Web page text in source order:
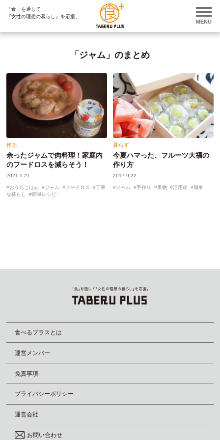
「食」を通して
『女性の理想の暮らし』を応援。
MENU
「ジャム」のまとめ
作る
余ったジャムで肉料理！家庭内
のフードロスを減らそう！
2021.5.21
おうちごはん ジャム フードロス
丁寧
な暮らし
簡単レシピ
暮らす
今夏ハマった、フルーツ大福の
作り方
2017.9.22
ジャム 手作り 果物 活用術 簡単
食べるプラスとは
運営メンバー
免責事項
プライバシーポリシー
運営会社
お問い合わせ